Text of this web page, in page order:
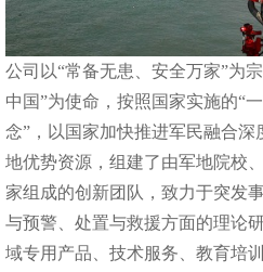
公司以“常备无患、安全万家”为
中国”为使命，按照国家实施的“
念”，以国家加快推进军民融合
地优势资源，组建了由军地院校
家组成的创新团队，致力于突发
与预警、处置与救援方面的理论
域专用产品、技术服务、教育培